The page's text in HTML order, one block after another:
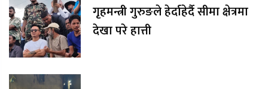
गृहमन्त्री गुरुङले हेर्दाहेर्दै सीमा क्षेत्रमा
देखा परे हात्ती